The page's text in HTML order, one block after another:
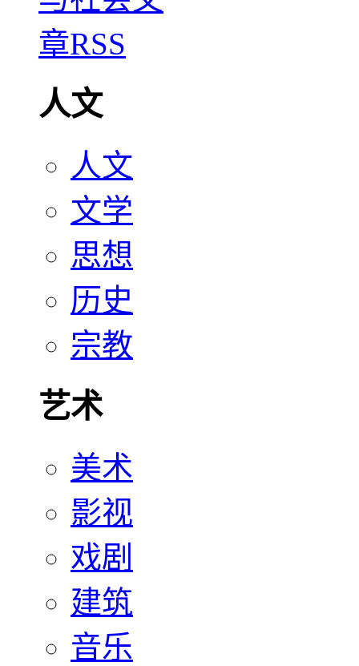
人文
人文
文学
思想
历史
宗教
艺术
美术
影视
戏剧
建筑
音乐